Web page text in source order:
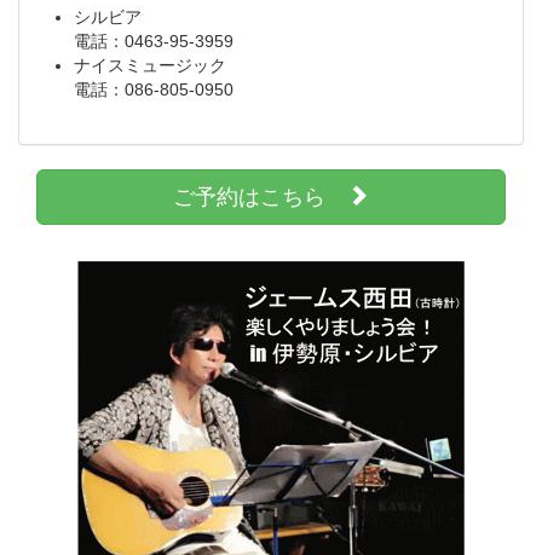
シルビア
電話：0463-95-3959
ナイスミュージック
電話：086-805-0950
ご予約はこちら